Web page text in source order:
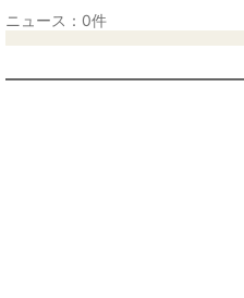
ニュース：0件